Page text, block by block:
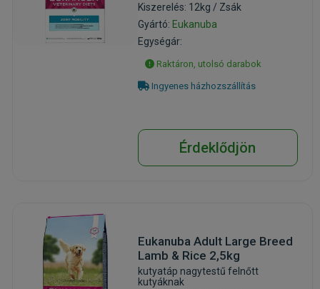
Kiszerelés: 12kg / Zsák
Gyártó: Eukanuba
Egységár:
Raktáron, utolsó darabok
Ingyenes házhozszállítás
Érdeklődjön
Eukanuba Adult Large Breed
Lamb & Rice 2,5kg
kutyatáp nagytestű felnőtt
kutyáknak